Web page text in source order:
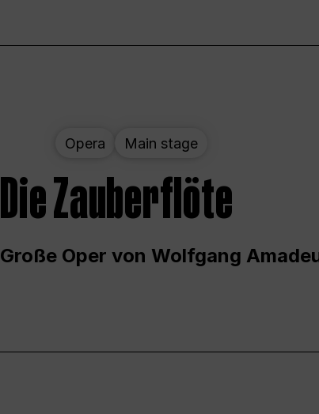
Opera Main stage
Die Zauberflöte
Große Oper von Wolfgang